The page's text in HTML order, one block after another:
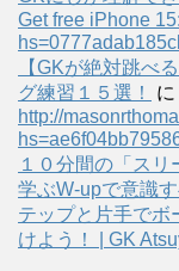
Get free iPhone
【GKが絶対跳べ
グ練習１５選！
に
http://
１０分間の「ス
学ぶW-upで意識
テップと片手でボ
けよう！ | GK